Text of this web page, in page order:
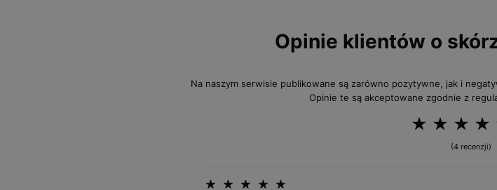
Opinie klientów o
Na naszym serwisie publikowane są zarówno pozytywne, jak i
Opinie te są akceptowane zgodnie z
(4 recenzji)